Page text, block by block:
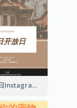
周日开放日Instagram帖子